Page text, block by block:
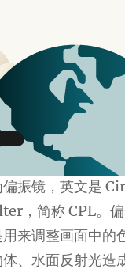
用途是什麽？／
什麽？
偏振镜，英文是
，简称 CPL。偏
来调整画面中的
、水面反射光造